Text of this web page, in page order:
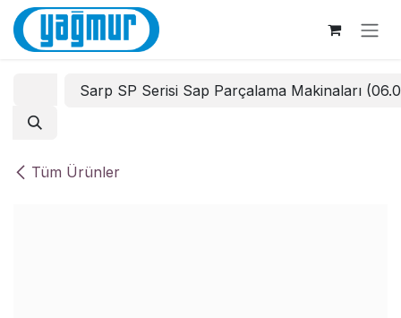
İçereği Atla
Tüm Ürünler
Sarp SP Serisi Sap Parçalama Makinaları